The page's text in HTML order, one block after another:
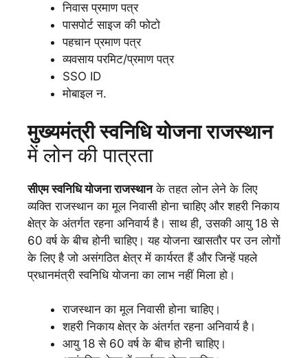
निवास प्रमाण पत्र
पासपोर्ट साइज की फोटो
पहचान प्रमाण पत्र
व्यवसाय परमिट/प्रमाण पत्र
SSO ID
मोबाइल न.
मुख्यमंत्री स्वनिधि योजना राजस्थान
में लोन की पात्रता
सीएम स्वनिधि योजना राजस्थानके तहत लोन लेने के लिए
व्यक्ति राजस्थान का मूल निवासी होना चाहिए और शहरी निकाय
क्षेत्र के अंतर्गत रहना अनिवार्य है। साथ ही, उसकी आयु 18 से
60 वर्ष के बीच होनी चाहिए। यह योजना खासतौर पर उन लोगों
के लिए है जो असंगठित क्षेत्र में कार्यरत हैं और जिन्हें पहले
प्रधानमंत्री स्वनिधि योजना का लाभ नहीं मिला हो।
राजस्थान का मूल निवासी होना चाहिए।
शहरी निकाय क्षेत्र के अंतर्गत रहना अनिवार्य है।
आयु 18 से 60 वर्ष के बीच होनी चाहिए।